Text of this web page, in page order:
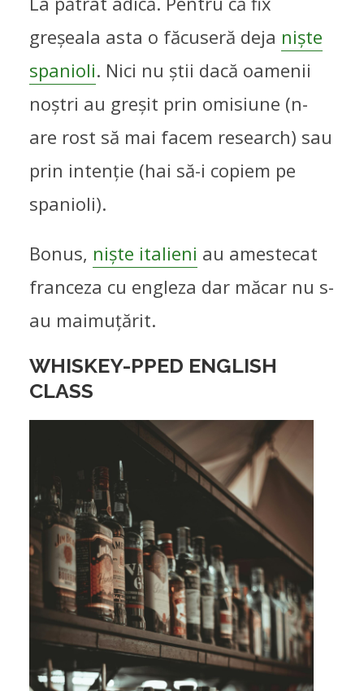
greșeala asta o făcuseră deja niște
spanioli. Nici nu știi dacă oamenii
noștri au greșit prin omisiune (n-
are rost să mai facem research) sau
prin intenție (hai să-i copiem pe
spanioli).
Bonus, niște italieni au amestecat
franceza cu engleza dar măcar nu s-
au maimuțărit.
WHISKEY-PPED ENGLISH
CLASS